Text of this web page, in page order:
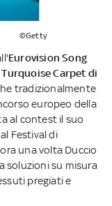
©Getty
Eurovision Song
Turquoise Carpet di
tradizionalmente
europeo della
al contest il suo
Festival di
una volta Duccio
soluzioni su misura
pregiati e